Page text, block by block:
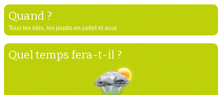
Quand ?
Tous les étés, les jeudis en juillet et aout.
Quel temps fera-t-il ?